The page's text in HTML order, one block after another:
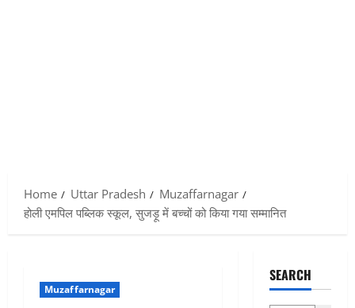
Home Uttar Pradesh
Muzaffarnagar
होली एमपिल पब्लिक स्कूल, सुजड़ू में बच्चों को किया गया सम्मानित
Muzaffarnagar
SEARCH